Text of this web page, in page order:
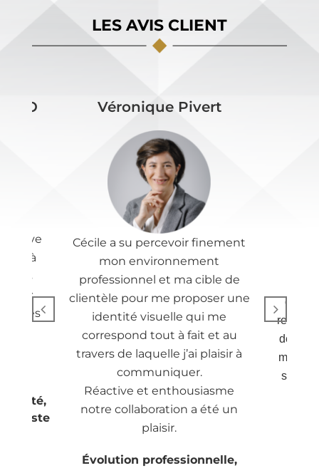
LES AVIS CLIENT
trouve
à
les
avec
les
Véronique Pivert
Cécile a su percevoir finement
mon environnement
professionnel et ma cible de
clientèle pour me proposer une
identité visuelle qui me
correspond tout à fait et au
travers de laquelle j’ai plaisir à
communiquer.
Réactive et enthousiasme
notre collaboration a été un
plaisir.
Évolution professionnelle,
de
mes
suis